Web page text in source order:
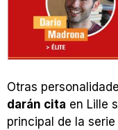
Otras
darán cita en Lille
principal de la serie